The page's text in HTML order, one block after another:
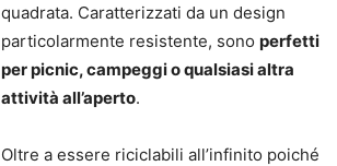
quadrata. Caratterizzati da un design
particolarmente resistente, sono perfetti
per picnic, campeggi o qualsiasi altra
attività all’aperto.
Oltre a essere riciclabili all’infinito poiché